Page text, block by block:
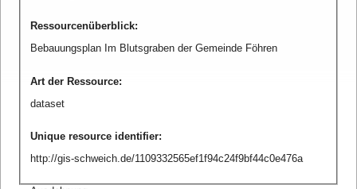
Ressourcenüberblick:
Bebauungsplan Im Blutsgraben der Gemeinde Föhren
Art der Ressource:
dataset
Unique resource identifier:
http://gis-schweich.de/1109332565ef1f94c24f9bf44c0e476a